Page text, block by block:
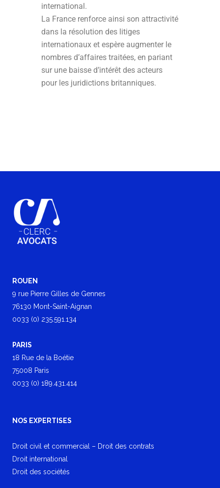
international.
La France renforce ainsi son attractivité
dans la résolution des litiges
internationaux et espère augmenter le
nombres d’affaires traitées, en pariant
sur une baisse d’intérêt des acteurs
pour les juridictions britanniques.
ROUEN
9 rue Pierre Gilles de Gennes
76130 Mont-Saint-Aignan
0033 (0) 235.591.134
PARIS
18 Rue de la Boétie
75008 Paris
0033 (0) 189.431.414
NOS EXPERTISES
Droit civil et commercial – Droit des contrats
Droit international
Droit des sociétés